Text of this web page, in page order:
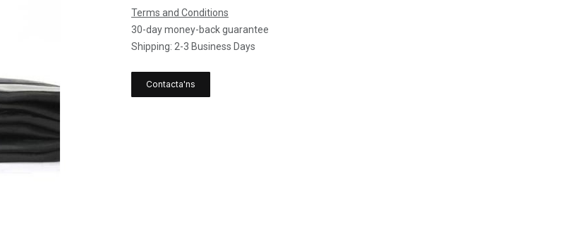
Terms and Conditions
30-day money-back guarantee
Shipping: 2-3 Business Days
Contacta'ns